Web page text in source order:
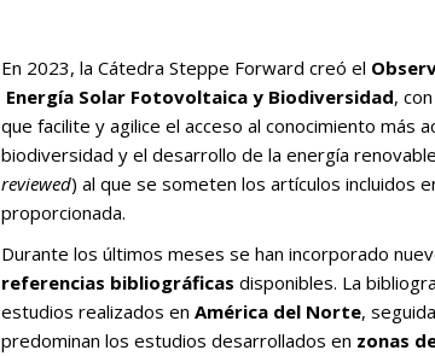
En 2023, la Cátedra Steppe Forward creó el
Energía Solar Fotovoltaica y Biodiversidad,
que facilite y agilice el acceso al conocimiento más
biodiversidad y el desarrollo de la energía
reviewed) al que se someten los artículos incluidos
proporcionada.
Durante los últimos meses se han incorporado
referencias bibliográficas disponibles. La
estudios realizados en América del Norte,
predominan los estudios desarrollados en zonas